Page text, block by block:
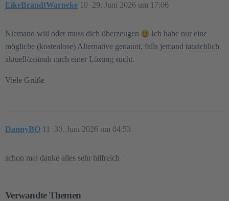
EikeBrandtWarneke 29. Juni 2026 um 17:06
10
Niemand will oder muss dich überzeugen
Ich habe nur eine
mögliche (kostenlose) Alternative genannt, falls jemand tatsächlich
aktuell/zeitnah nach einer Lösung sucht.
Viele Grüße
DannyBO 30. Juni 2026 um 04:53
11
schon mal danke alles sehr hilfreich
Verwandte Themen